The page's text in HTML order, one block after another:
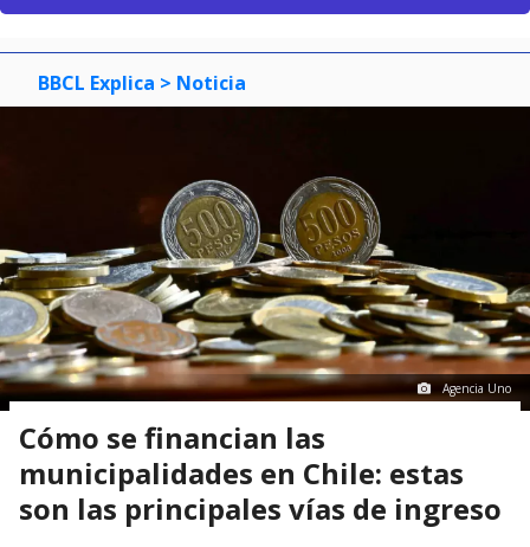
BBCL Explica > Noticia
Agencia Uno
Cómo se financian las
municipalidades en Chile: estas
son las principales vías de ingreso